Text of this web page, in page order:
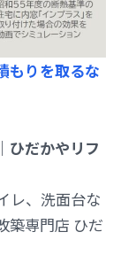
もりを取るな
ひだかやリフ
レ、洗面台な
築専門店 ひだ